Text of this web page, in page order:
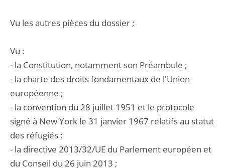
Vu les autres pièces du dossier ;
Vu :
- la Constitution, notamment son Préambule ;
- la charte des droits fondamentaux de l'Union
européenne ;
- la convention du 28 juillet 1951 et le protocole
signé à New York le 31 janvier 1967 relatifs au statut
des réfugiés ;
- la directive 2013/32/UE du Parlement européen et
du Conseil du 26 juin 2013 ;